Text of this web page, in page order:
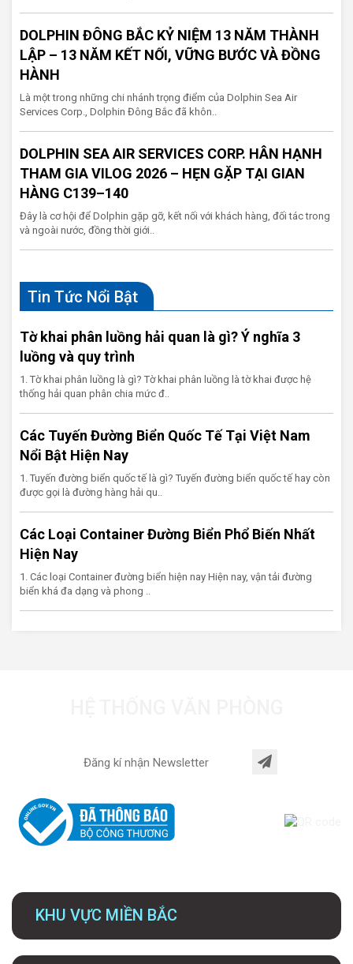
DOLPHIN ĐÔNG BẮC KỶ NIỆM 13 NĂM THÀNH
LẬP – 13 NĂM KẾT NỐI, VỮNG BƯỚC VÀ ĐỒNG
HÀNH
Là một trong những chi nhánh trọng điểm của Dolphin Sea Air
Services Corp., Dolphin Đông Bắc đã khôn..
DOLPHIN SEA AIR SERVICES CORP. HÂN HẠNH
THAM GIA VILOG 2026 – HẸN GẶP TẠI GIAN
HÀNG C139–140
Đây là cơ hội để Dolphin gặp gỡ, kết nối với khách hàng, đối tác trong
và ngoài nước, đồng thời giới..
Tin Tức Nổi Bật
Tờ khai phân luồng hải quan là gì? Ý nghĩa 3
luồng và quy trình
1. Tờ khai phân luồng là gì? Tờ khai phân luồng là tờ khai được hệ
thống hải quan phân chia mức đ..
Các Tuyến Đường Biển Quốc Tế Tại Việt Nam
Nổi Bật Hiện Nay
1. Tuyến đường biển quốc tế là gì? Tuyến đường biển quốc tế hay còn
được gọi là đường hàng hải qu..
Các Loại Container Đường Biển Phổ Biến Nhất
Hiện Nay
1. Các loại Container đường biển hiện nay Hiện nay, vận tải đường
biển khá đa dạng và phong ..
KHU VỰC MIỀN BẮC